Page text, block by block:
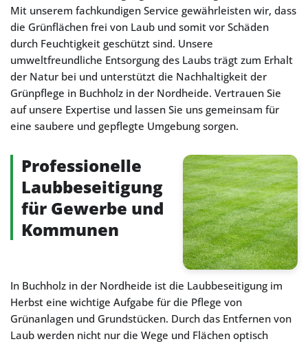
Mit unserem fachkundigen Service gewährleisten wir, dass
die Grünflächen frei von Laub und somit vor Schäden
durch Feuchtigkeit geschützt sind. Unsere
umweltfreundliche Entsorgung des Laubs trägt zum Erhalt
der Natur bei und unterstützt die Nachhaltigkeit der
Grünpflege in Buchholz in der Nordheide. Vertrauen Sie
auf unsere Expertise und lassen Sie uns gemeinsam für
eine saubere und gepflegte Umgebung sorgen.
Professionelle
Laubbeseitigung
für Gewerbe und
Kommunen
In Buchholz in der Nordheide ist die Laubbeseitigung im
Herbst eine wichtige Aufgabe für die Pflege von
Grünanlagen und Grundstücken. Durch das Entfernen von
Laub werden nicht nur die Wege und Flächen optisch